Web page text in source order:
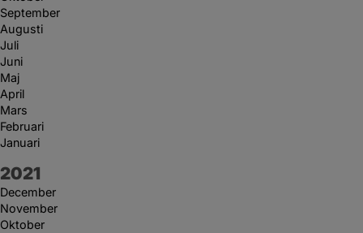
September
Augusti
Juli
Juni
Maj
April
Mars
Februari
Januari
År:
2021
December
November
Oktober